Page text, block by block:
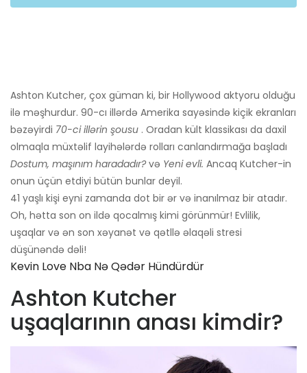
Ashton Kutcher, çox güman ki, bir Hollywood aktyoru olduğu
ilə məşhurdur. 90-cı illərdə Amerika sayəsində kiçik ekranları
bəzəyirdi 70-ci illərin şousu . Oradan kült klassikası da daxil
olmaqla müxtəlif layihələrdə rolları canlandırmağa başladı
Dostum, maşınım haradadır?və Yeni evli. Ancaq Kutcher-in
onun üçün etdiyi bütün bunlar deyil.
41 yaşlı kişi eyni zamanda dot bir ər və inanılmaz bir atadır.
Oh, hətta son on ildə qocalmış kimi görünmür! Evlilik,
uşaqlar və ən son xəyanət və qətllə əlaqəli stresi
düşünəndə dəli!
Kevin Love Nba Nə Qədər Hündürdür
Ashton Kutcher
uşaqlarının anası kimdir?